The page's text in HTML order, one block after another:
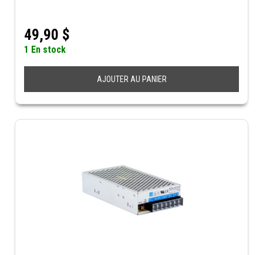
49,90 $
1 En stock
AJOUTER AU PANIER